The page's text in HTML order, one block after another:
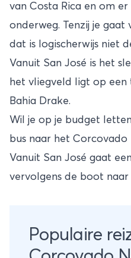
van Costa Rica en om
onderweg. Tenzij je
dat is logischerwijs niet
Vanuit San José is het
het vliegveld ligt op
Bahia Drake.
Wil je op je budget
bus naar het
Vanuit San José gaat
vervolgens de boot
Populaire